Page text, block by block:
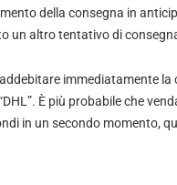
della consegna in
un altro tentativo di
immediatamente la
È più probabile che
in un secondo momento,